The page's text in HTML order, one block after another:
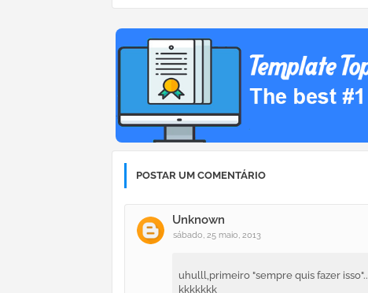
POSTAR UM COMENTÁRIO
Unknown
sábado, 25 maio, 2013
uhulll,primeiro "sempre quis fazer isso"..
kkkkkkk